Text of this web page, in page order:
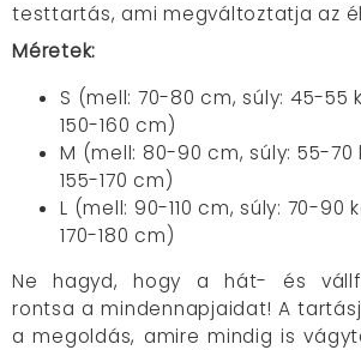
testtartás, ami megváltoztatja az
Méretek:
S (mell: 70-80 cm, súly: 45-55
150-160 cm)
M (mell: 80-90 cm, súly: 55-70
155-170 cm)
L (mell: 90-110 cm, súly: 70-90
170-180 cm)
Ne hagyd, hogy a hát- és
rontsa a mindennapjaidat! A
a megoldás, amire mindig is